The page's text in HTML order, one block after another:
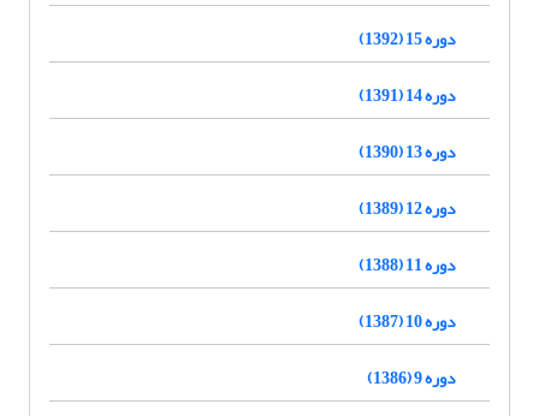
دوره 15 (1392)
دوره 14 (1391)
دوره 13 (1390)
دوره 12 (1389)
دوره 11 (1388)
دوره 10 (1387)
دوره 9 (1386)